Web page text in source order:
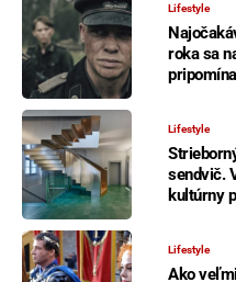
Lifestyle
roka sa
Lifestyle
sendvič.
kultúrny
Lifestyle
Ako